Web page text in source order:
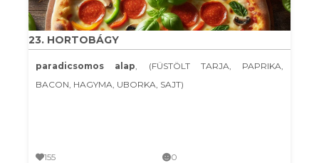
23. HORTOBÁGY
paradicsomos alap, (FÜSTÖLT TARJA, PAPRIKA,
BACON, HAGYMA, UBORKA, SAJT)
155 0